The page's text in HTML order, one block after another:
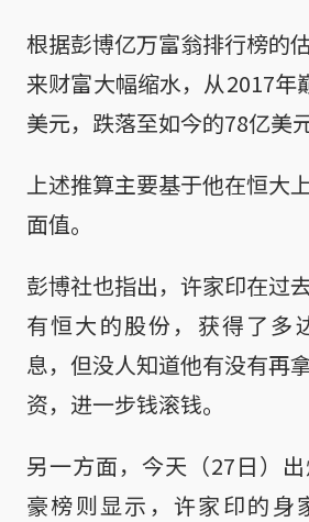
根据彭博亿万富翁排行榜的
来财富大幅缩水，从2017年
美元，跌落至如今的78亿美元
上述推算主要基于他在恒大
面值。
彭博社也指出，许家印在过
有恒大的股份，获得了多
息，但没人知道他有没有再
资，进一步钱滚钱。
另一方面，今天（27日）
豪榜则显示，许家印的身